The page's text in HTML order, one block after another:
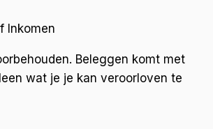
Inkomen
Beleggen komt met
wat je je kan veroorloven te